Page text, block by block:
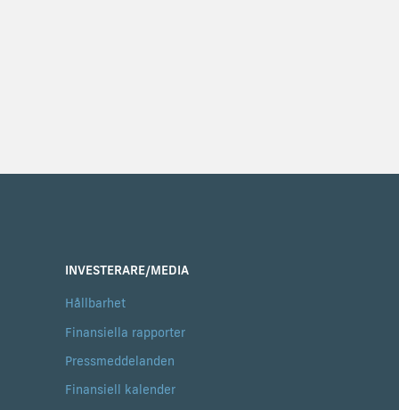
INVESTERARE/MEDIA
Hållbarhet
Finansiella rapporter
Pressmeddelanden
Finansiell kalender